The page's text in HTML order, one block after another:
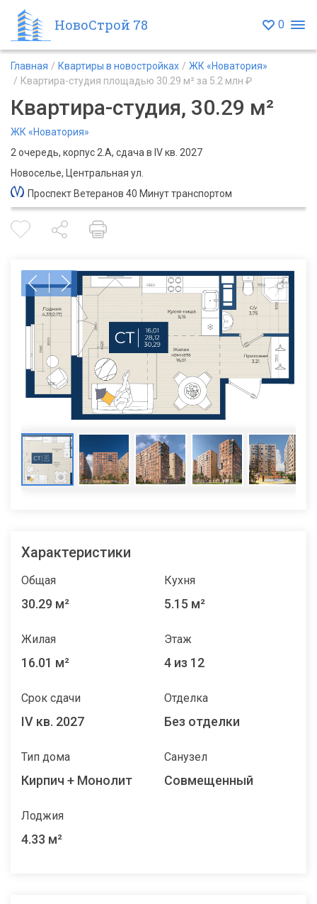
НовоСтрой 78 0
Главная Квартиры в новостройках
ЖК «Новатория»
Квартира-студия площадью 30.29 м² за 5.2 млн ₽
Квартира-студия, 30.29 м²
ЖК «Новатория»
2 очередь, корпус 2.А, сдача в IV кв. 2027
Новоселье, Центральная ул.
Проспект Ветеранов 40 Минут транспортом
Характеристики
Общая
30.29 м²
Кухня
5.15 м²
Жилая
16.01 м²
Этаж
4 из 12
Срок сдачи
IV кв. 2027
Отделка
Без отделки
Тип дома
Кирпич + Монолит
Санузел
Совмещенный
Лоджия
4.33 м²